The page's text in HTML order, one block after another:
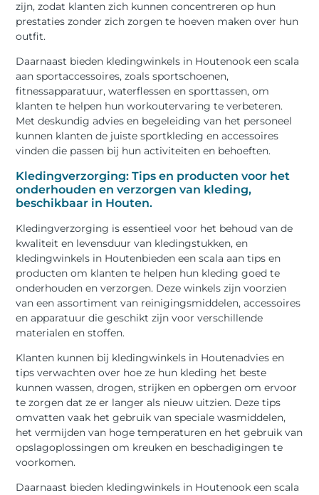
zijn, zodat klanten zich kunnen concentreren op hun
prestaties zonder zich zorgen te hoeven maken over hun
outfit.
Daarnaast bieden kledingwinkels in Houtenook een scala
aan sportaccessoires, zoals sportschoenen,
fitnessapparatuur, waterflessen en sporttassen, om
klanten te helpen hun workoutervaring te verbeteren.
Met deskundig advies en begeleiding van het personeel
kunnen klanten de juiste sportkleding en accessoires
vinden die passen bij hun activiteiten en behoeften.
Kledingverzorging: Tips en producten voor het
onderhouden en verzorgen van kleding,
beschikbaar in Houten.
Kledingverzorging is essentieel voor het behoud van de
kwaliteit en levensduur van kledingstukken, en
kledingwinkels in Houtenbieden een scala aan tips en
producten om klanten te helpen hun kleding goed te
onderhouden en verzorgen. Deze winkels zijn voorzien
van een assortiment van reinigingsmiddelen, accessoires
en apparatuur die geschikt zijn voor verschillende
materialen en stoffen.
Klanten kunnen bij kledingwinkels in Houtenadvies en
tips verwachten over hoe ze hun kleding het beste
kunnen wassen, drogen, strijken en opbergen om ervoor
te zorgen dat ze er langer als nieuw uitzien. Deze tips
omvatten vaak het gebruik van speciale wasmiddelen,
het vermijden van hoge temperaturen en het gebruik van
opslagoplossingen om kreuken en beschadigingen te
voorkomen.
Daarnaast bieden kledingwinkels in Houtenook een scala